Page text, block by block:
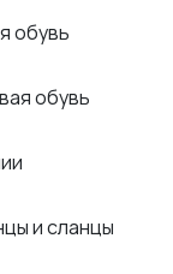
обувь
обувь
и сланцы